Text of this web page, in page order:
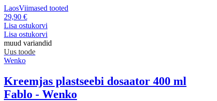
LaosViimased tooted
29,90 €
Lisa ostukorvi
Lisa ostukorvi
muud variandid
Uus toode
Wenko
Kreemjas plastseebi dosaator 400 ml
Fablo - Wenko